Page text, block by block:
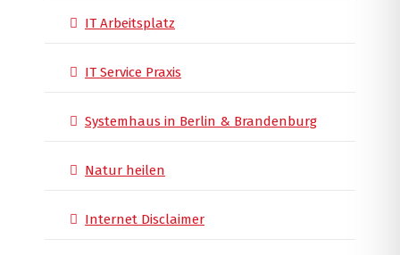
IT Arbeitsplatz
IT Service Praxis
Systemhaus in Berlin & Brandenburg
Natur heilen
Internet Disclaimer